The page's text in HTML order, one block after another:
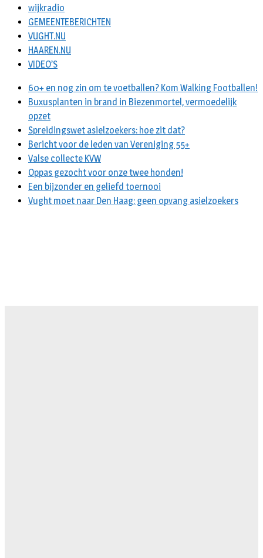
wijkradio
GEMEENTEBERICHTEN
VUGHT.NU
HAAREN.NU
VIDEO’S
60+ en nog zin om te voetballen? Kom Walking Footballen!
Buxusplanten in brand in Biezenmortel, vermoedelijk
opzet
Spreidingswet asielzoekers: hoe zit dat?
Bericht voor de leden van Vereniging 55+
Valse collecte KVW
Oppas gezocht voor onze twee honden!
Een bijzonder en geliefd toernooi
Vught moet naar Den Haag: geen opvang asielzoekers